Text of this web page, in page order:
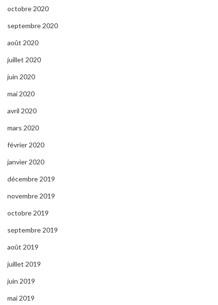
octobre 2020
septembre 2020
août 2020
juillet 2020
juin 2020
mai 2020
avril 2020
mars 2020
février 2020
janvier 2020
décembre 2019
novembre 2019
octobre 2019
septembre 2019
août 2019
juillet 2019
juin 2019
mai 2019